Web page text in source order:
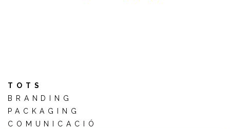
TOTS
BRANDING
PACKAGING
COMUNICACIÓ